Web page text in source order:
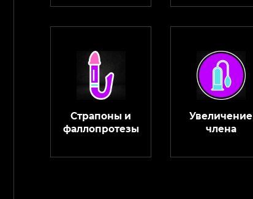
Страпоны и
фаллопротезы
Увеличение
члена